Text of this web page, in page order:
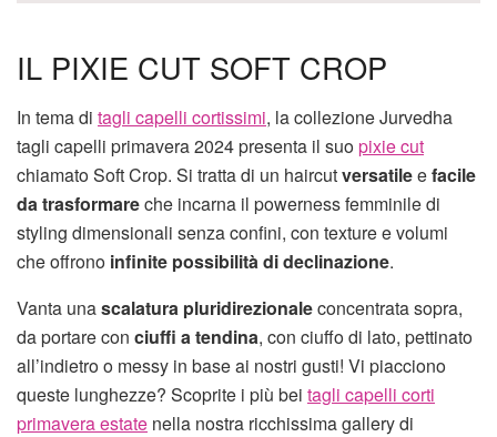
IL PIXIE CUT SOFT CROP
In tema di tagli capelli cortissimi, la collezione Jurvedha
tagli capelli primavera 2024 presenta il suopixie cut
chiamato Soft Crop. Si tratta di un haircutversatileefacile
da trasformareche incarna il powerness femminile di
styling dimensionali senza confini, con texture e volumi
che offrono infinite possibilità di declinazione.
Vanta unascalatura pluridirezionaleconcentrata sopra,
da portare con ciuffi a tendina, con ciuffo di lato, pettinato
all’indietro o messy in base ai nostri gusti! Vi piacciono
queste lunghezze? Scoprite i più bei tagli capelli corti
primavera estate nella nostra ricchissima gallery di